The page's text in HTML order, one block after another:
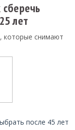
лет
которые снимают
после 45 лет